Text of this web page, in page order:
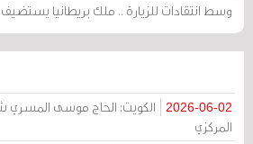
وسط انتقادات للزيارة .. ملك بريطانيا
2026-06-02
الكويت: الحاج موسى
المركزي